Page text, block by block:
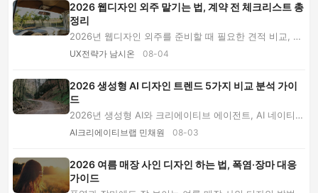
2026 웹디자인 외주 맡기는 법, 계약 전 체크리스트 총
정리
2026년 웹디자인 외주를 준비할 때 필요한 견적 비교, 포
트폴리오 검증, 계약서·저작권·AI 조항, 시안 ...
UX전략가 남시온 08-04
2026 생성형 AI 디자인 트렌드 5가지 비교 분석 가이
드
2026년 생성형 AI와 크리에이티브 에이전트, AI 네이티브
디자인 시스템, 인간적인 그래픽, 멀티모달 웹...
AI크리에이티브랩 민채원 08-03
2026 여름 매장 사인 디자인 하는 법, 폭염·장마 대응
가이드